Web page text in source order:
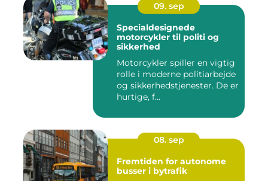
09. sep
Specialdesignede
motorcykler til politi og
sikkerhed
Motorcykler spiller en vigtig
rolle i moderne politiarbejde
og sikkerhedstjenester. De er
hurtige, f...
08. sep
Fremtiden for autonome
busser i bytrafik